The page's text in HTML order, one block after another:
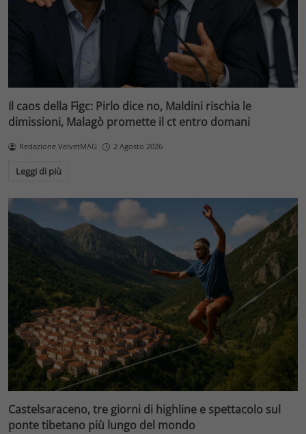
Il caos della Figc: Pirlo dice no, Maldini rischia le
dimissioni, Malagò promette il ct entro domani
Redazione VelvetMAG 2 Agosto 2026
Leggi di più
Castelsaraceno, tre giorni di highline e spettacolo sul
ponte tibetano più lungo del mondo